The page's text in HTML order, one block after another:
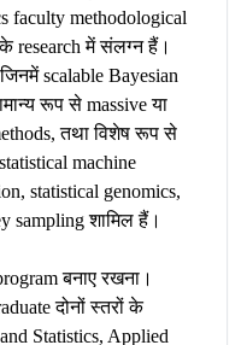
faculty methodological
research में संलग्न हैं।
scalable Bayesian
रूप से massive या
तथा विशेष रूप से
machine
statistical genomics,
sampling शामिल हैं।
बनाए रखना।
दोनों स्तरों के
Statistics, Applied